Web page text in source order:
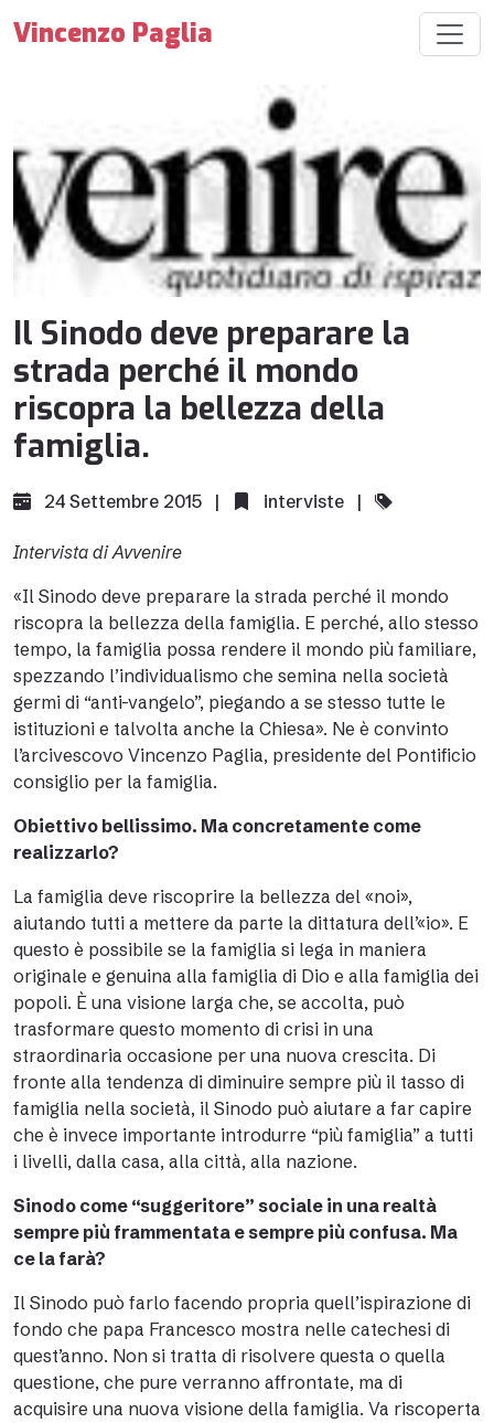
Vincenzo Paglia
Il Sinodo deve preparare la
strada perché il mondo
riscopra la bellezza della
famiglia.
24 Settembre 2015 | interviste |
Intervista di Avvenire
«Il Sinodo deve preparare la strada perché il mondo
riscopra la bellezza della famiglia. E perché, allo stesso
tempo, la famiglia possa rendere il mondo più familiare,
spezzando l’individualismo che semina nella società
germi di “anti-vangelo”, piegando a se stesso tutte le
istituzioni e talvolta anche la Chiesa». Ne è convinto
l’arcivescovo Vincenzo Paglia, presidente del Pontificio
consiglio per la famiglia.
Obiettivo bellissimo. Ma concretamente come
realizzarlo?
La famiglia deve riscoprire la bellezza del «noi»,
aiutando tutti a mettere da parte la dittatura dell’«io». E
questo è possibile se la famiglia si lega in maniera
originale e genuina alla famiglia di Dio e alla famiglia dei
popoli. È una visione larga che, se accolta, può
trasformare questo momento di crisi in una
straordinaria occasione per una nuova crescita. Di
fronte alla tendenza di diminuire sempre più il tasso di
famiglia nella società, il Sinodo può aiutare a far capire
che è invece importante introdurre “più famiglia” a tutti
i livelli, dalla casa, alla città, alla nazione.
Sinodo come “suggeritore” sociale in una realtà
sempre più frammentata e sempre più confusa. Ma
ce la farà?
Il Sinodo può farlo facendo propria quell’ispirazione di
fondo che papa Francesco mostra nelle catechesi di
quest’anno. Non si tratta di risolvere questa o quella
questione, che pure verranno affrontate, ma di
acquisire una nuova visione della famiglia. Va riscoperta